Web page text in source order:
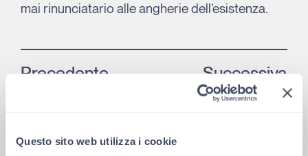
Questo sito web utilizza i cookie
mai rinunciatario alle angherie dell’esistenza.
Precedente
Successiva
Al Teatro Dehon il musical “Siamo tutti sulla stessa B…Arca”